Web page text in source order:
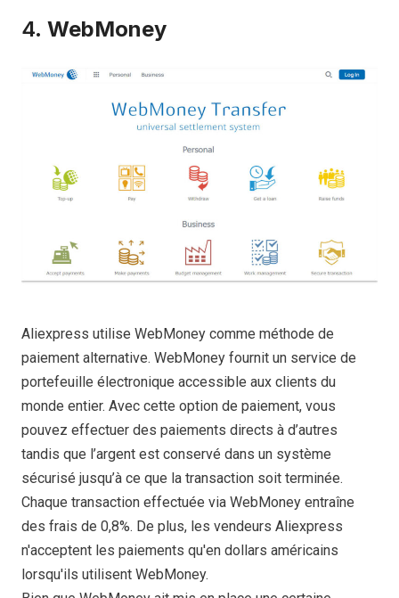
4. WebMoney
Aliexpress utilise WebMoney comme méthode de
paiement alternative. WebMoney fournit un service de
portefeuille électronique accessible aux clients du
monde entier. Avec cette option de paiement, vous
pouvez effectuer des paiements directs à d’autres
tandis que l’argent est conservé dans un système
sécurisé jusqu’à ce que la transaction soit terminée.
Chaque transaction effectuée via WebMoney entraîne
des frais de 0,8%. De plus, les vendeurs Aliexpress
n'acceptent les paiements qu'en dollars américains
lorsqu'ils utilisent WebMoney.